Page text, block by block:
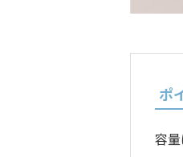
ポ
容